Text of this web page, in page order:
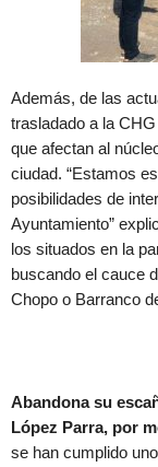
Además, de las
trasladado a la
que afectan al
ciudad. “Estamos
posibilidades de
Ayuntamiento”
los situados en la
buscando el cauce
Chopo o Barranco
Abandona su
López Parra, por
se han cumplido